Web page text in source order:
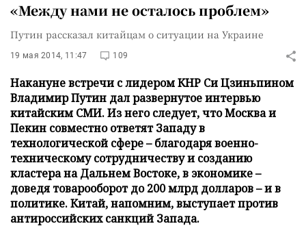
«Между нами не осталось проблем»
Путин рассказал китайцам о ситуации на Украине
19 мая 2014, 11:47 109
Накануне встречи с лидером КНР Си Цзиньпином
Владимир Путин дал развернутое интервью
китайским СМИ. Из него следует, что Москва и
Пекин совместно ответят Западу в
технологической сфере – благодаря военно-
техническому сотрудничеству и созданию
кластера на Дальнем Востоке, в экономике –
доведя товарооборот до 200 млрд долларов – и в
политике. Китай, напомним, выступает против
антироссийских санкций Запада.